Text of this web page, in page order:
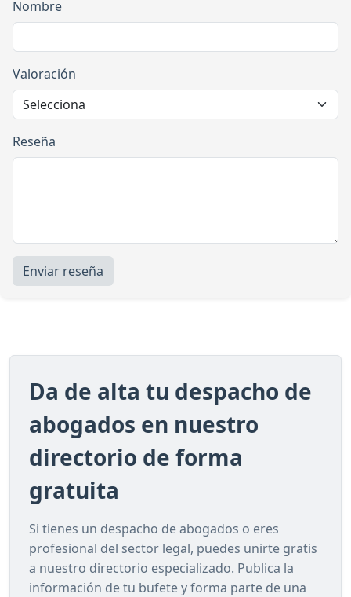
Nombre
Valoración
Reseña
Enviar reseña
Da de alta tu despacho de
abogados en nuestro
directorio de forma
gratuita
Si tienes un despacho de abogados o eres
profesional del sector legal, puedes unirte gratis
a nuestro directorio especializado. Publica la
información de tu bufete y forma parte de una